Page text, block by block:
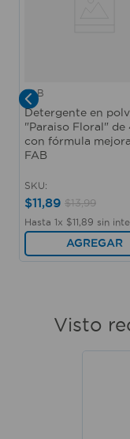
FAB
Detergente en
"Paraiso Floral" de
con fórmula
FAB
SKU:
$11,89 $13,99
Hasta 1x $11 89 sin
AGREGAR
Visto